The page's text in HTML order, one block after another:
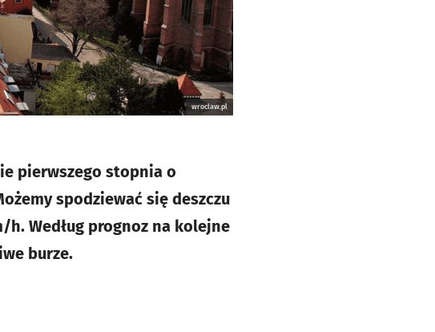
wroclaw.pl
pierwszego stopnia o
spodziewać się deszczu
Według prognoz na kolejne
burze.